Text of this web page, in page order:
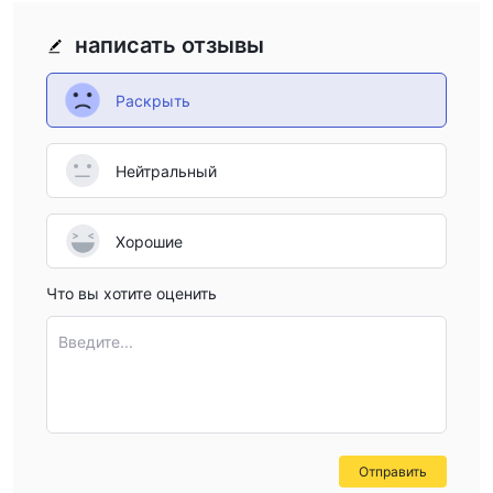
электронной почте, обеспечивает оперативную помощь и
разрешение вопросов трейдеров
Недостатки:
Отсутствие регулирования:
регулирования вызывает серьезные проблемы
безопасности и доверия, поскольку регуляторный контроль
является важным для обеспечения защиты клиентов и
прозрачности платформы. Также есть сообщения о
невозможности вывода средств и мошенничестве, что
усиливает недостатки платформы.
Отсутствие информации:
Является ли iq option expert законным или
написать отзывы
Раскрыть
Нейтральный
Хорошие
Что вы хотите оценить
Введите...
Отправить